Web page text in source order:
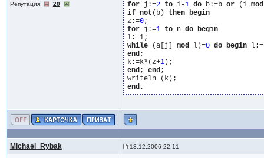
Репутация: 20
for j:=2 to i-1 do b:=b or (i mod
if not (b) then begin
z:=0
for j:=1 to n do begin
while (a[j] mod l)=0 do begin
end;
k:=k*(z+1
end; end;
end
Michael_Rybak 13.12.2006 22:11